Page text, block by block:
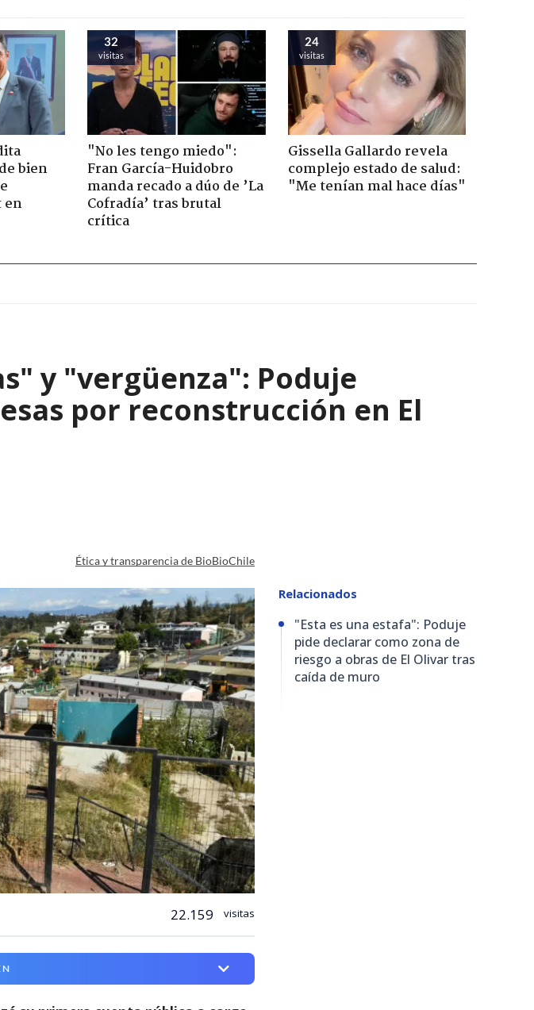
bien
en
32
visitas
"No les tengo miedo":
Fran García-Huidobro
manda recado a dúo de ’La
Cofradía’ tras brutal
crítica
24
visitas
Gissella Gallardo revela
complejo estado de salud:
"Me tenían mal hace días"
y "vergüenza": Poduje
por reconstrucción en El
Ética y transparencia de BioBioChile
22.159 visitas
Relacionados
"Esta es una estafa": Poduje
pide declarar como zona de
riesgo a obras de El Olivar tras
caída de muro